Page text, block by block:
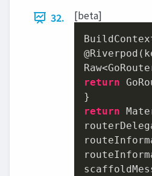
32. [beta]
BuildContext
return
return